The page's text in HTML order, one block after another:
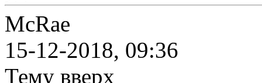
McRae
15-12-2018, 09:36
Тему вверх